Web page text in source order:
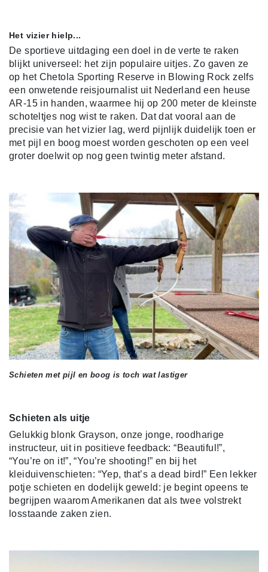
Het vizier hielp...
De sportieve uitdaging een doel in de verte te raken
blijkt universeel: het zijn populaire uitjes. Zo gaven ze
op het Chetola Sporting Reserve in Blowing Rock zelfs
een onwetende reisjournalist uit Nederland een heuse
AR-15 in handen, waarmee hij op 200 meter de kleinste
schoteltjes nog wist te raken. Dat dat vooral aan de
precisie van het vizier lag, werd pijnlijk duidelijk toen er
met pijl en boog moest worden geschoten op een veel
groter doelwit op nog geen twintig meter afstand.
Schieten met pijl en boog is toch wat lastiger
Schieten als uitje
Gelukkig blonk Grayson, onze jonge, roodharige
instructeur, uit in positieve feedback: “Beautiful!”,
“You’re on it!”, “You’re shooting!” en bij het
kleiduivenschieten: “Yep, that’s a dead bird!” Een lekker
potje schieten en dodelijk geweld: je begint opeens te
begrijpen waarom Amerikanen dat als twee volstrekt
losstaande zaken zien.